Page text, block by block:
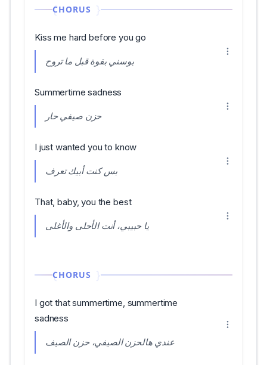
CHORUS
Kiss me hard before you go
بوسني بقوة قبل ما تروح
Summertime sadness
حزن صيفي حار
I just wanted you to know
بس كنت أبيك تعرف
That, baby, you the best
يا حبيبي، أنت الأحلى والأغلى
CHORUS
I got that summertime, summertime
sadness
عندي هالحزن الصيفي، حزن الصيف